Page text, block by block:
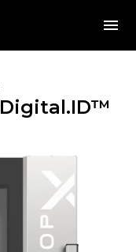
Digital.ID™